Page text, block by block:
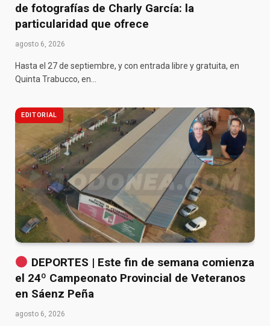
de fotografías de Charly García: la
particularidad que ofrece
agosto 6, 2026
Hasta el 27 de septiembre, y con entrada libre y gratuita, en
Quinta Trabucco, en…
EDITORIAL
DEPORTES | Este fin de semana comienza
el 24º Campeonato Provincial de Veteranos
en Sáenz Peña
agosto 6, 2026